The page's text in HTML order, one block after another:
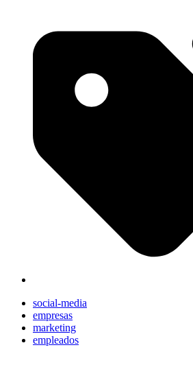
social-media
empresas
marketing
empleados